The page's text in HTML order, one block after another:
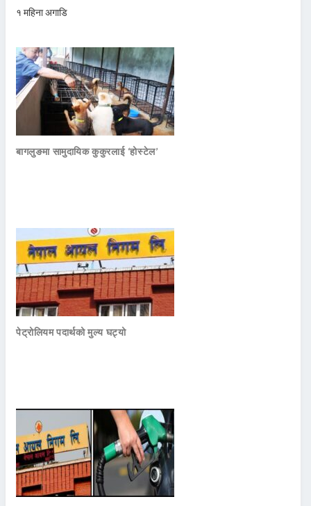
१ महिना अगाडि
बागलुङमा सामुदायिक कुकुरलाई ‘होस्टेल’
पेट्रोलियम पदार्थको मुल्य घट्यो